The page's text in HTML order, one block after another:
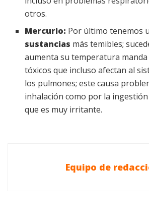
otros.
Mercurio: Por último tenemos
sustancias más temibles;
aumenta su temperatura
tóxicos que incluso afectan al
los pulmones; este causa
inhalación como por la
que es muy irritante.
Equipo de